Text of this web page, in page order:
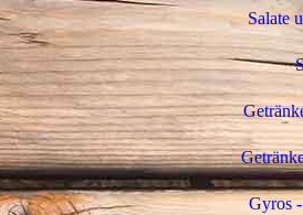
Salate
Gyros